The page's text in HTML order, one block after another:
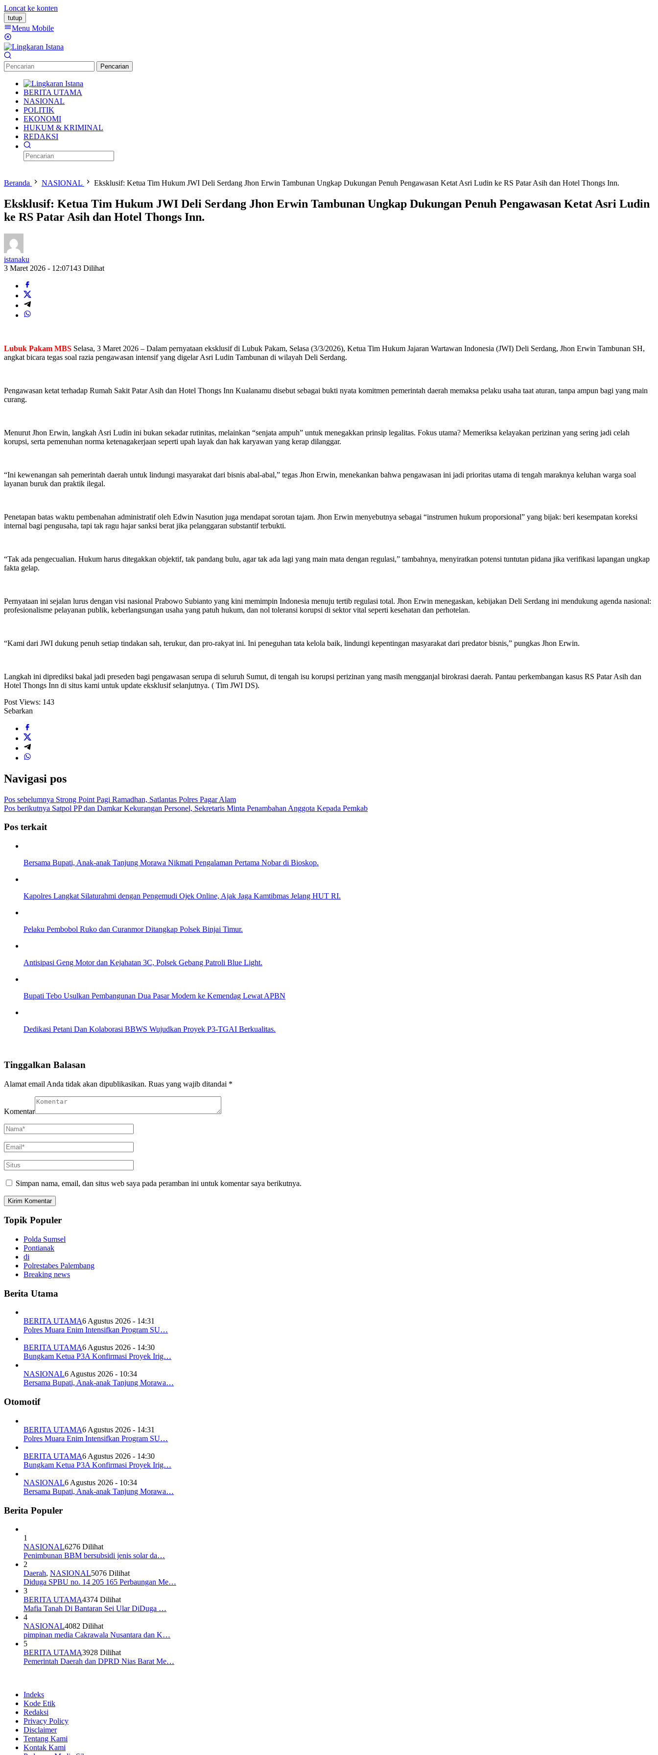
Loncat ke konten
tutup
Menu Mobile
Pencarian
BERITA UTAMA
NASIONAL
POLITIK
EKONOMI
HUKUM & KRIMINAL
REDAKSI
Beranda NASIONAL Eksklusif: Ketua Tim Hukum JWI Deli Serdang Jhon Erwin Tambunan Ungkap Dukungan Penuh Pengawasan Ketat Asri Ludin ke RS Patar Asih dan Hotel Thongs Inn.
Eksklusif: Ketua Tim Hukum JWI Deli Serdang Jhon Erwin Tambunan Ungkap Dukungan Penuh Pengawasan Ketat Asri Ludin
ke RS Patar Asih dan Hotel Thongs Inn.
istanaku
3 Maret 2026 - 12:07143 Dilihat
Lubuk Pakam MBS Selasa, 3 Maret 2026 – Dalam pernyataan eksklusif di Lubuk Pakam, Selasa (3/3/2026), Ketua Tim Hukum Jajaran Wartawan Indonesia (JWI) Deli Serdang, Jhon Erwin Tambunan SH,
angkat bicara tegas soal razia pengawasan intensif yang digelar Asri Ludin Tambunan di wilayah Deli Serdang.
Pengawasan ketat terhadap Rumah Sakit Patar Asih dan Hotel Thongs Inn Kualanamu disebut sebagai bukti nyata komitmen pemerintah daerah memaksa pelaku usaha taat aturan, tanpa ampun bagi yang main
curang.
Menurut Jhon Erwin, langkah Asri Ludin ini bukan sekadar rutinitas, melainkan “senjata ampuh” untuk menegakkan prinsip legalitas. Fokus utama? Memeriksa kelayakan perizinan yang sering jadi celah
korupsi, serta pemenuhan norma ketenagakerjaan seperti upah layak dan hak karyawan yang kerap dilanggar.
“Ini kewenangan sah pemerintah daerah untuk lindungi masyarakat dari bisnis abal-abal,” tegas Jhon Erwin, menekankan bahwa pengawasan ini jadi prioritas utama di tengah maraknya keluhan warga soal
layanan buruk dan praktik ilegal.
Penetapan batas waktu pembenahan administratif oleh Edwin Nasution juga mendapat sorotan tajam. Jhon Erwin menyebutnya sebagai “instrumen hukum proporsional” yang bijak: beri kesempatan koreksi
internal bagi pengusaha, tapi tak ragu hajar sanksi berat jika pelanggaran substantif terbukti.
“Tak ada pengecualian. Hukum harus ditegakkan objektif, tak pandang bulu, agar tak ada lagi yang main mata dengan regulasi,” tambahnya, menyiratkan potensi tuntutan pidana jika verifikasi lapangan ungkap
fakta gelap.
Pernyataan ini sejalan lurus dengan visi nasional Prabowo Subianto yang kini memimpin Indonesia menuju tertib regulasi total. Jhon Erwin menegaskan, kebijakan Deli Serdang ini mendukung agenda nasional:
profesionalisme pelayanan publik, keberlangsungan usaha yang patuh hukum, dan nol toleransi korupsi di sektor vital seperti kesehatan dan perhotelan.
“Kami dari JWI dukung penuh setiap tindakan sah, terukur, dan pro-rakyat ini. Ini peneguhan tata kelola baik, lindungi kepentingan masyarakat dari predator bisnis,” pungkas Jhon Erwin.
Langkah ini diprediksi bakal jadi preseden bagi pengawasan serupa di seluruh Sumut, di tengah isu korupsi perizinan yang masih mengganjal birokrasi daerah. Pantau perkembangan kasus RS Patar Asih dan
Hotel Thongs Inn di situs kami untuk update eksklusif selanjutnya. ( Tim JWI DS).
Post Views: 143
Sebarkan
Navigasi pos
Pos sebelumnya Strong Point Pagi Ramadhan, Satlantas Polres Pagar Alam
Pos berikutnya Satpol PP dan Damkar Kekurangan Personel, Sekretaris Minta Penambahan Anggota Kepada Pemkab
Pos terkait
Bersama Bupati, Anak-anak Tanjung Morawa Nikmati Pengalaman Pertama Nobar di Bioskop.
Kapolres Langkat Silaturahmi dengan Pengemudi Ojek Online, Ajak Jaga Kamtibmas Jelang HUT RI.
Pelaku Pembobol Ruko dan Curanmor Ditangkap Polsek Binjai Timur.
Antisipasi Geng Motor dan Kejahatan 3C, Polsek Gebang Patroli Blue Light.
Bupati Tebo Usulkan Pembangunan Dua Pasar Modern ke Kemendag Lewat APBN
Dedikasi Petani Dan Kolaborasi BBWS Wujudkan Proyek P3-TGAI Berkualitas.
Tinggalkan Balasan
Alamat email Anda tidak akan dipublikasikan. Ruas yang wajib ditandai *
Komentar
Simpan nama, email, dan situs web saya pada peramban ini untuk komentar saya berikutnya.
Topik Populer
Polda Sumsel
Pontianak
di
Polrestabes Palembang
Breaking news
Berita Utama
BERITA UTAMA6 Agustus 2026 - 14:31
Polres Muara Enim Intensifkan Program SU…
BERITA UTAMA6 Agustus 2026 - 14:30
Bungkam Ketua P3A Konfirmasi Proyek Irig…
NASIONAL6 Agustus 2026 - 10:34
Bersama Bupati, Anak-anak Tanjung Morawa…
Otomotif
BERITA UTAMA6 Agustus 2026 - 14:31
Polres Muara Enim Intensifkan Program SU…
BERITA UTAMA6 Agustus 2026 - 14:30
Bungkam Ketua P3A Konfirmasi Proyek Irig…
NASIONAL6 Agustus 2026 - 10:34
Bersama Bupati, Anak-anak Tanjung Morawa…
Berita Populer
1
NASIONAL6276 Dilihat
Penimbunan BBM bersubsidi jenis solar da…
2
Daerah, NASIONAL5076 Dilihat
Diduga SPBU no. 14 205 165 Perbaungan Me…
3
BERITA UTAMA4374 Dilihat
Mafia Tanah Di Bantaran Sei Ular DiDuga …
4
NASIONAL4082 Dilihat
pimpinan media Cakrawala Nusantara dan K…
5
BERITA UTAMA3928 Dilihat
Pemerintah Daerah dan DPRD Nias Barat Me…
Indeks
Kode Etik
Redaksi
Privacy Policy
Disclaimer
Tentang Kami
Kontak Kami